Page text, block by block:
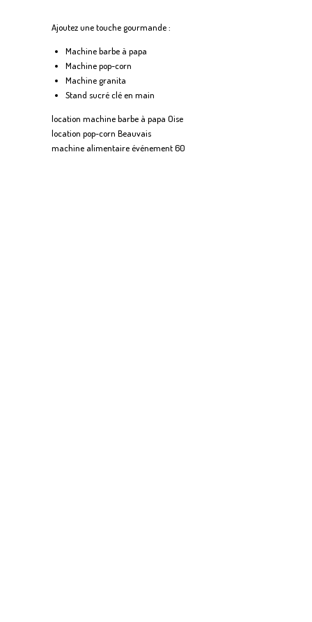
Ajoutez une touche gourmande :
Machine barbe à papa
Machine pop-corn
Machine granita
Stand sucré clé en main
location machine barbe à papa Oise
location pop-corn Beauvais
machine alimentaire événement 60